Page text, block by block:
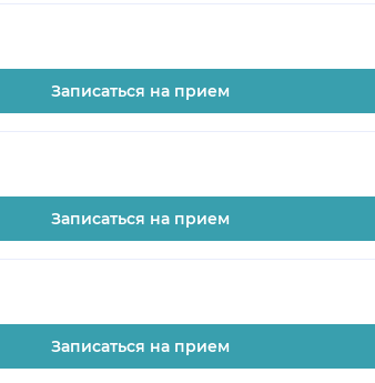
Записаться на прием
Записаться на прием
Записаться на прием